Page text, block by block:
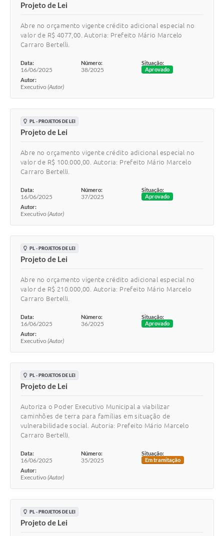
Projeto de Lei
Abre no orçamento vigente crédito adicional especial no
valor de R$ 4077,00. Autoria: Prefeito Mário Marcelo
Carraro Bertelli.
Data:
16/06/2025
Número:
38/2025
Situação:
Aprovado
Autor:
Executivo (Autor)
PL - PROJETOS DE LEI
Projeto de Lei
Abre no orçamento vigente crédito adicional especial no
valor de R$ 100.000,00. Autoria: Prefeito Mário Marcelo
Carraro Bertelli.
Data:
16/06/2025
Número:
37/2025
Situação:
Aprovado
Autor:
Executivo (Autor)
PL - PROJETOS DE LEI
Projeto de Lei
Abre no orçamento vigente crédito adicional especial no
valor de R$ 210.000,00. Autoria: Prefeito Mário Marcelo
Carraro Bertelli.
Data:
16/06/2025
Número:
36/2025
Situação:
Aprovado
Autor:
Executivo (Autor)
PL - PROJETOS DE LEI
Projeto de Lei
Autoriza o Poder Executivo Municipal a viabilizar
caminhões de terra para famílias em situação de
vulnerabilidade social. Autoria: Prefeito Mário Marcelo
Carraro Bertelli.
Data:
16/06/2025
Número:
35/2025
Situação:
Em tramitação
Autor:
Executivo (Autor)
PL - PROJETOS DE LEI
Projeto de Lei